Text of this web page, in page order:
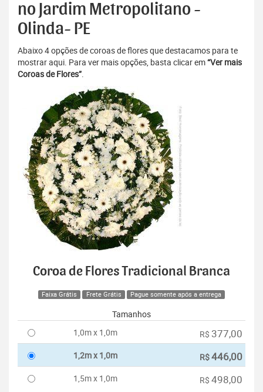
no Jardim Metropolitano -
Olinda- PE
Abaixo 4 opções de coroas de flores que destacamos para te
mostrar aqui. Para ver mais opções, basta clicar em“Ver mais
Coroas de Flores”.
Coroa de Flores Tradicional Branca
Faixa Grátis Frete Grátis Pague somente após a entrega
Tamanhos
1,0m x 1,0m
R$ 377,00
1,2m x 1,0m R$446,00
1,5m x 1,0m R$ 498,00